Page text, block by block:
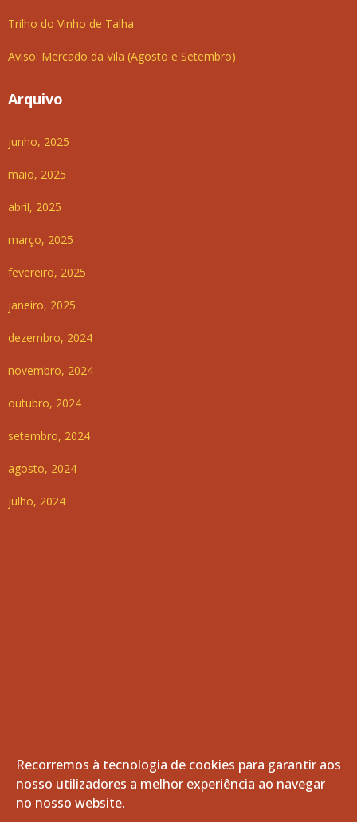
Trilho do Vinho de Talha
Aviso: Mercado da Vila (Agosto e Setembro)
Arquivo
junho, 2025
maio, 2025
abril, 2025
março, 2025
fevereiro, 2025
janeiro, 2025
dezembro, 2024
novembro, 2024
outubro, 2024
setembro, 2024
agosto, 2024
julho, 2024
© 2026 Freguesia de Vila de Frades. Todos os direitos
reservados.
Recorremos à tecnologia de cookies para garantir aos
nosso utilizadores a melhor experiência ao navegar
no nosso website.